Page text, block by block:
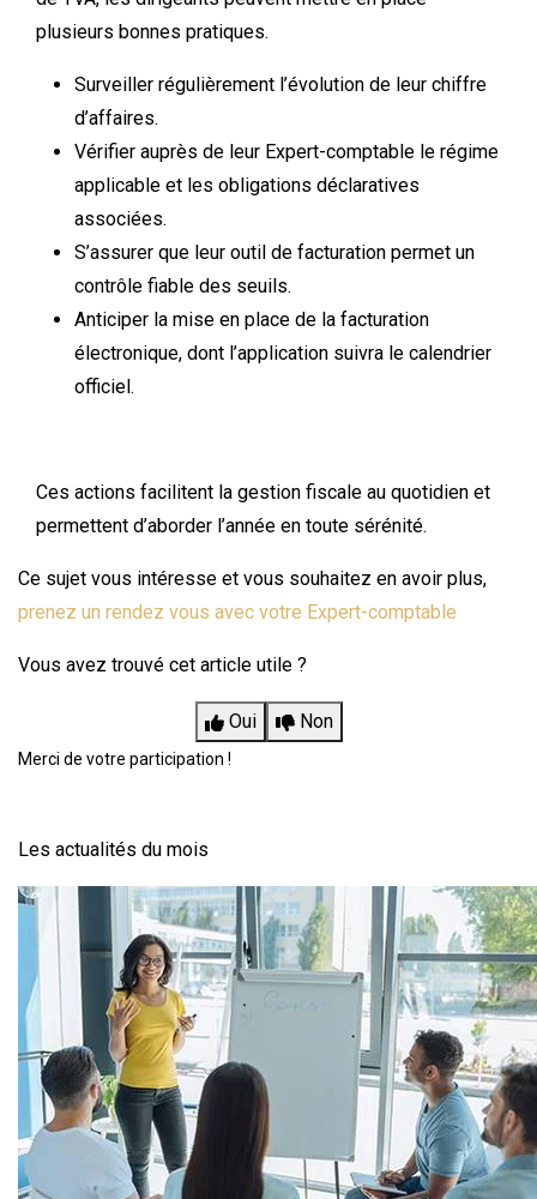
plusieurs bonnes pratiques.
Surveiller régulièrement l’évolution de leur chiffre
d’affaires.
Vérifier auprès de leur Expert-comptable le régime
applicable et les obligations déclaratives
associées.
S’assurer que leur outil de facturation permet un
contrôle fiable des seuils.
Anticiper la mise en place de la facturation
électronique, dont l’application suivra le calendrier
officiel.
Ces actions facilitent la gestion fiscale au quotidien et
permettent d’aborder l’année en toute sérénité.
Ce sujet vous intéresse et vous souhaitez en avoir plus,
prenez un rendez vous avec votre Expert-comptable
Vous avez trouvé cet article utile ?
Oui Non
Merci de votre participation !
Les actualités du mois